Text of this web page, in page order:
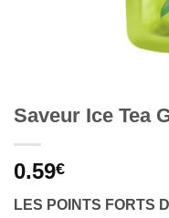
Saveur Ice Tea
0.59€
LES POINTS FORTS